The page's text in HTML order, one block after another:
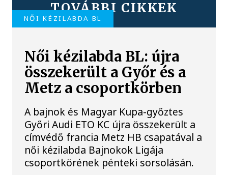
TOVÁBBI CIKKEK
NŐI KÉZILABDA BL
Női kézilabda BL: újra
összekerült a Győr és a
Metz a csoportkörben
A bajnok és Magyar Kupa-győztes
Győri Audi ETO KC újra összekerült a
címvédő francia Metz HB csapatával a
női kézilabda Bajnokok Ligája
csoportkörének pénteki sorsolásán.